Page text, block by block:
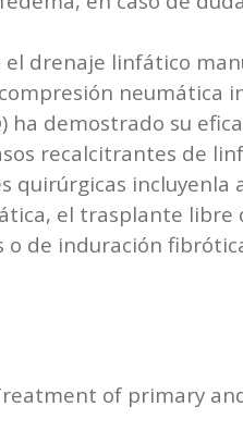
drenaje linfático
ha demostrado su
recalcitrantes de
quirúrgicas
el trasplante libre
o de induración
of primary